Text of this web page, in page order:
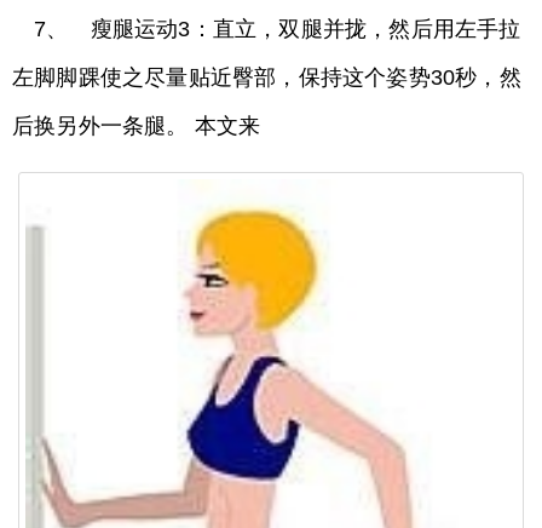
7、 瘦腿运动3：直立，双腿并拢，然后用左手拉
左脚脚踝使之尽量贴近臀部，保持这个姿势30秒，然
后换另外一条腿。 本文来